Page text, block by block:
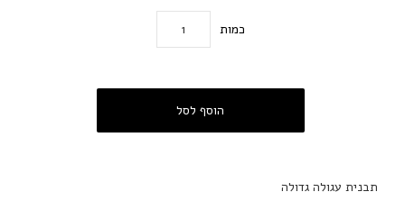
כמות
תבנית עגולה גדולה